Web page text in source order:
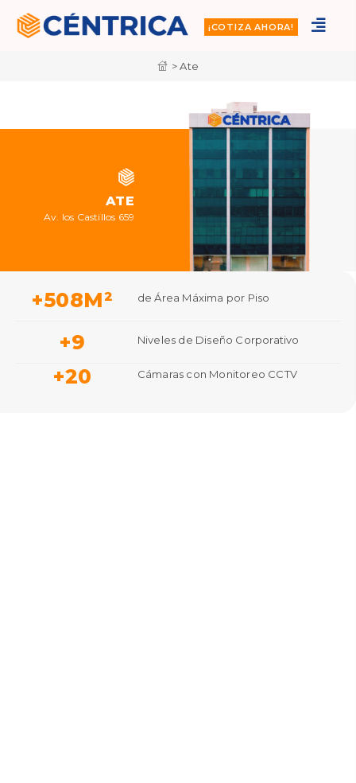
¡COTIZA AHORA!
> Ate
ATE
Av. los Castillos 659
+508M² de Área Máxima por Piso
+9 Niveles de Diseño Corporativo
+20 Cámaras con Monitoreo CCTV